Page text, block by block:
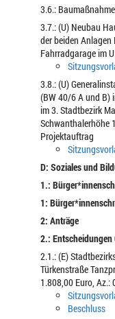
3.6.:
3.7.: (U) Neubau
der beiden
Fahrradgarage im
3.8.: (U)
(BW 40/6 A und B)
im 3. Stadtbezirk
Schwanthalerhöhe
Projektauftrag
D: Soziales und
1.:
1:
2: Anträge
2.:
2.1.: (E)
Türkenstraße
1.808,00 Euro,
Beschluss